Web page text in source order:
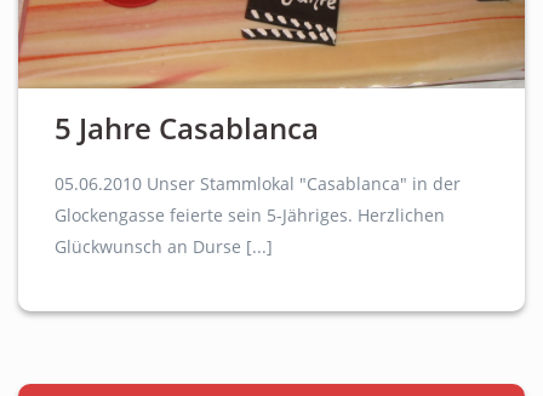
5 Jahre Casablanca
05.06.2010 Unser Stammlokal "Casablanca" in der
Glockengasse feierte sein 5-Jähriges. Herzlichen
Glückwunsch an Durse [...]